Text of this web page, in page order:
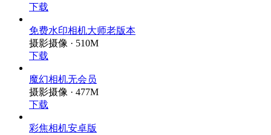
下载
免费水印相机大师老版本
摄影摄像 · 510M
下载
魔幻相机无会员
摄影摄像 · 477M
下载
彩焦相机安卓版